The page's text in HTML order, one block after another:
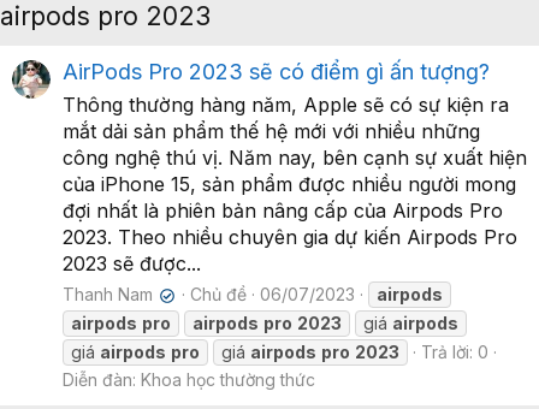
airpods pro 2023
AirPods Pro 2023 sẽ có điểm gì ấn tượng?
Thông thường hàng năm, Apple sẽ có sự kiện ra
mắt dải sản phẩm thế hệ mới với nhiều những
công nghệ thú vị. Năm nay, bên cạnh sự xuất hiện
của iPhone 15, sản phẩm được nhiều người mong
đợi nhất là phiên bản nâng cấp của Airpods Pro
2023. Theo nhiều chuyên gia dự kiến Airpods Pro
2023 sẽ được...
Thanh Nam ✔ Chủ đề 06/07/2023
airpods
airpods pro airpods pro 2023 giá airpods
giá airpods pro giá airpods pro 2023
Trả lời: 0
Diễn đàn: Khoa học thường thức